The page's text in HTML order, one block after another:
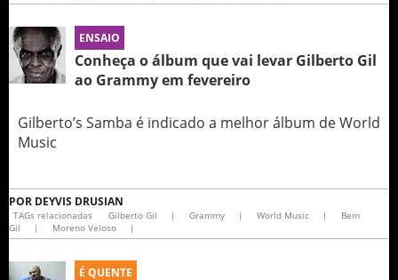
ENSAIO
Conheça o álbum que vai levar Gilberto Gil
ao Grammy em fevereiro
Gilberto’s Samba é indicado a melhor álbum de World
Music
POR DEYVIS DRUSIAN
TAGs relacionadas Gilberto Gil | Grammy | World Music |
Bem
Gil
| Moreno Veloso |
É QUENTE